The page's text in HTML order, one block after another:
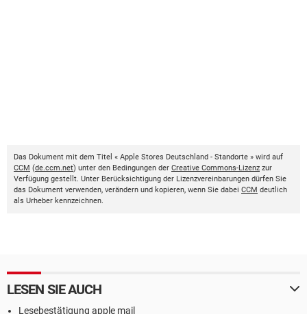
Das Dokument mit dem Titel « Apple Stores Deutschland - Standorte » wird auf
CCM (de.ccm.net) unter den Bedingungen der Creative Commons-Lizenz zur
Verfügung gestellt. Unter Berücksichtigung der Lizenzvereinbarungen dürfen Sie
das Dokument verwenden, verändern und kopieren, wenn Sie dabei CCM deutlich
als Urheber kennzeichnen.
LESEN SIE AUCH
Lesebestätigung apple mail